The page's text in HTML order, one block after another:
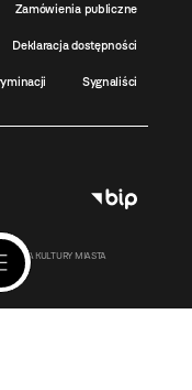
Zamówienia publiczne
Deklaracja dostępności
Sygnaliści
KULTURY MIASTA